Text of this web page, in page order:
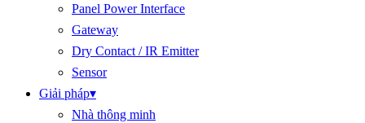
Panel Power Interface
Gateway
Dry Contact / IR Emitter
Sensor
Giải pháp▾
Nhà thông minh